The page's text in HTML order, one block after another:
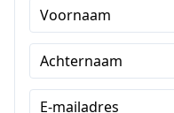
Voornaam
Achternaam
E-mailadres